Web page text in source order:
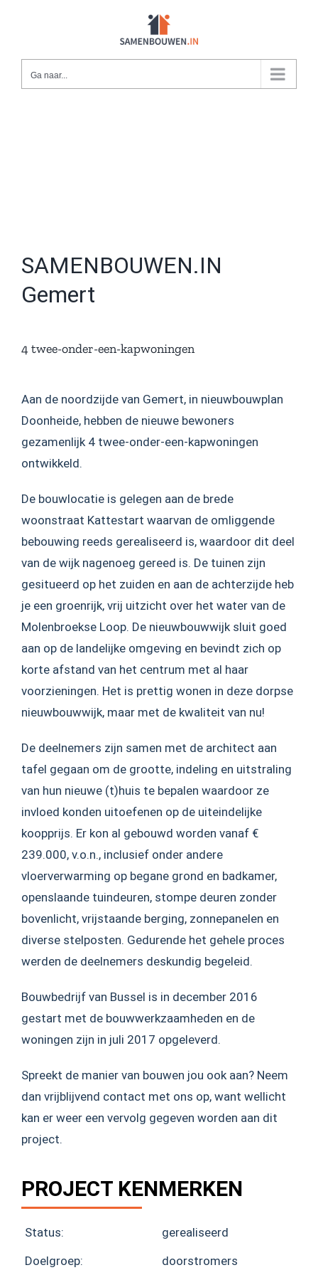
Ga naar...
SAMENBOUWEN.IN
Gemert
4 twee-onder-een-kapwoningen
Aan de noordzijde van Gemert, in nieuwbouwplan
Doonheide, hebben de nieuwe bewoners
gezamenlijk 4 twee-onder-een-kapwoningen
ontwikkeld.
De bouwlocatie is gelegen aan de brede
woonstraat Kattestart waarvan de omliggende
bebouwing reeds gerealiseerd is, waardoor dit deel
van de wijk nagenoeg gereed is. De tuinen zijn
gesitueerd op het zuiden en aan de achterzijde heb
je een groenrijk, vrij uitzicht over het water van de
Molenbroekse Loop. De nieuwbouwwijk sluit goed
aan op de landelijke omgeving en bevindt zich op
korte afstand van het centrum met al haar
voorzieningen. Het is prettig wonen in deze dorpse
nieuwbouwwijk, maar met de kwaliteit van nu!
De deelnemers zijn samen met de architect aan
tafel gegaan om de grootte, indeling en uitstraling
van hun nieuwe (t)huis te bepalen waardoor ze
invloed konden uitoefenen op de uiteindelijke
koopprijs. Er kon al gebouwd worden vanaf €
239.000, v.o.n., inclusief onder andere
vloerverwarming op begane grond en badkamer,
openslaande tuindeuren, stompe deuren zonder
bovenlicht, vrijstaande berging, zonnepanelen en
diverse stelposten. Gedurende het gehele proces
werden de deelnemers deskundig begeleid.
Bouwbedrijf van Bussel is in december 2016
gestart met de bouwwerkzaamheden en de
woningen zijn in juli 2017 opgeleverd.
Spreekt de manier van bouwen jou ook aan? Neem
dan vrijblijvend contact met ons op, want wellicht
kan er weer een vervolg gegeven worden aan dit
project.
PROJECT KENMERKEN
Status:
gerealiseerd
Doelgroep:
doorstromers